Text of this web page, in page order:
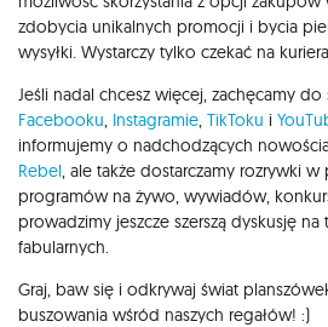
zdobycia unikalnych promocji i bycia
wysyłki. Wystarczy tylko czekać na kuriera.
Jeśli nadal chcesz więcej, zachęcamy do
Facebooku Instagramie TikToku i
informujemy o nadchodzących
Rebel , ale także dostarczamy rozrywki w
programów na żywo, wywiadów,
prowadzimy jeszcze szerszą dyskusję
fabularnych.
Graj, baw się i odkrywaj świat
buszowania wśród naszych regałów! :)